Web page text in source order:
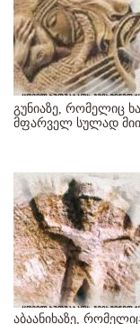
გუნიაზე, რომელიც
მფარველ სულად
აბაანიხაზე,